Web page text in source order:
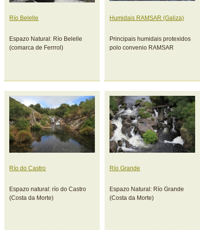
Río Belelle
Espazo Natural: Río Belelle
(comarca de Ferrrol)
Humidais RAMSAR (Galiza)
Principais humidais protexidos
polo convenio RAMSAR
Río do Castro
Espazo natural: río do Castro
(Costa da Morte)
Río Grande
Espazo Natural: Río Grande
(Costa da Morte)